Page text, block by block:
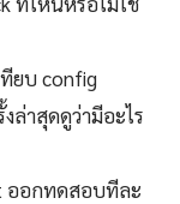
ทียบ config
ล่าสุดดูว่ามีอะไร
ออกทดสอบทีละ